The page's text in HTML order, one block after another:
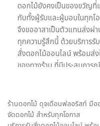
ดอกไม้ยังคงเป็นของขวัญที่
กับทั้งผู้รับและผู้มอบในทุกโ
จึงขออาสาเป็นตัวแทนส่งผ่
ทุกความรู้สึกนี้ ด้วยบริการ
สั่งดอกไม้ออนไลน์ พร้อมส่
ของทางร้าน ที่มีประสบการ
เรา คือ การเป็นสื่อกลางขอ
ใจให้กับทั้งผู้รับและผู้มอบดอก
ร้านดอกไม้ ดุจเดือนฟลอริสท์ มือ
จัดดอกไม้ สำหรับทุกโอกาส